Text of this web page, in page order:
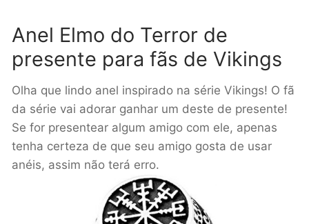
Anel Elmo do Terror de
presente para fãs de Vikings
Olha que lindo anel inspirado na série Vikings! O fã
da série vai adorar ganhar um deste de presente!
Se for presentear algum amigo com ele, apenas
tenha certeza de que seu amigo gosta de usar
anéis, assim não terá erro.